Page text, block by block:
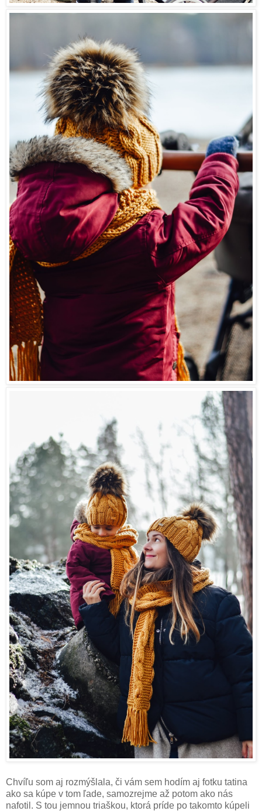
Chvíľu som aj rozmýšlala, či vám sem hodím aj fotku tatina
ako sa kúpe v tom ľade, samozrejme až potom ako nás
nafotil. S tou jemnou triaškou, ktorá príde po takomto kúpeli